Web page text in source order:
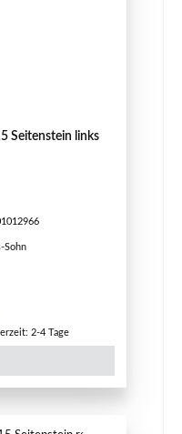
Seitenstein links
Sohn
Preis:
2-4 Tage